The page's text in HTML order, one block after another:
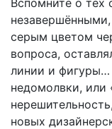
серым цветом
вопроса,
линии и фигуры…
недомолвки,
новых